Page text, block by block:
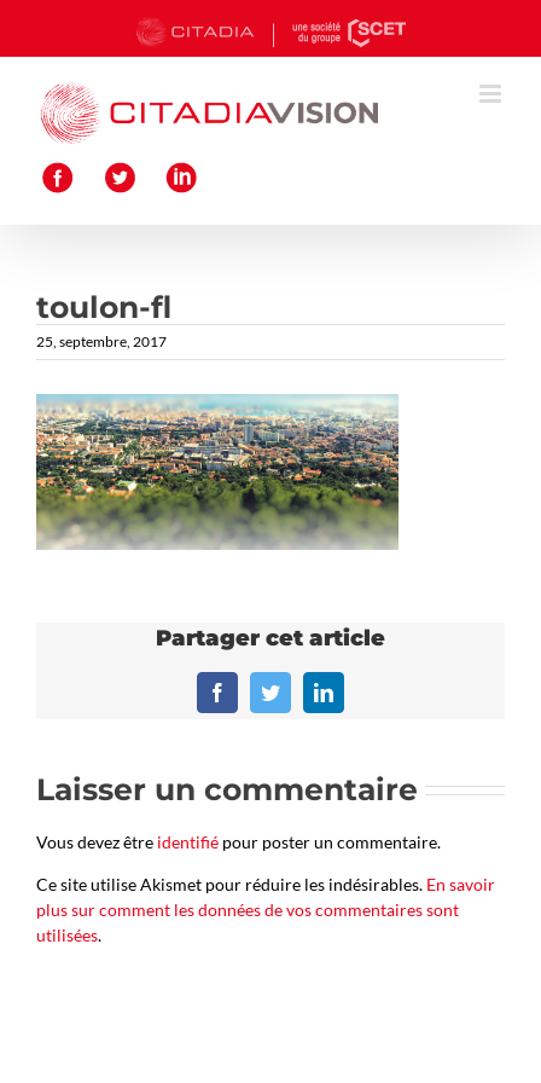
contenu
toulon-fl
25, septembre, 2017
Partager cet article
FacebookTwitterLinkedIn
Laisser un commentaire
Vous devez être identifié pour poster un commentaire.
Ce site utilise Akismet pour réduire les indésirables. En savoir
plus sur comment les données de vos commentaires sont
utilisées.